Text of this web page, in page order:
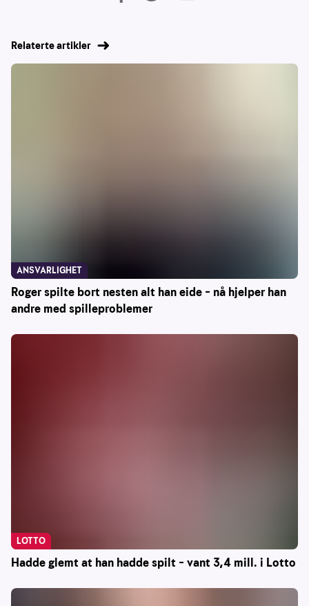
Relaterte artikler
Roger spilte bort nesten alt han eide – nå hjelper han
andre med spilleproblemer
ANSVARLIGHET
Hadde glemt at han hadde spilt – vant 3,4 mill. i Lotto
LOTTO